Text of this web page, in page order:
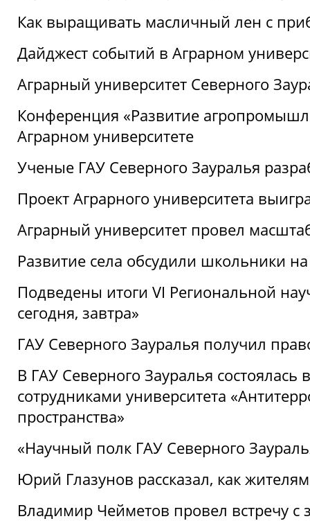
Как выращивать масличный лен с
Дайджест событий в Аграрном
Аграрный университет Северного
Конференция «Развитие
Аграрном университете
Ученые ГАУ Северного Зауралья
Проект Аграрного университета
Аграрный университет провел
Развитие села обсудили школьники
Подведены итоги VI Региональной
сегодня, завтра»
ГАУ Северного Зауралья получил
В ГАУ Северного Зауралья состоялась
сотрудниками университета
пространства»
«Научный полк ГАУ Северного
Юрий Глазунов рассказал, как
Владимир Чейметов провел встречу